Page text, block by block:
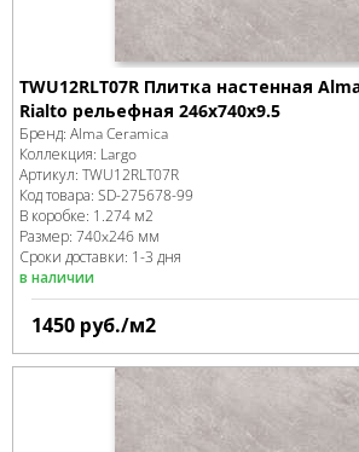
TWU12RLT07R Плитка настенная
Rialto рельефная 246x740x9.5
Бренд: Alma Ceramica
Коллекция: Largo
Артикул: TWU12RLT07R
Код товара: SD-275678-99
В коробке: 1.274 м2
Размер: 740x246 мм
Сроки доставки: 1-3 дня
в наличии
1450 руб./м2